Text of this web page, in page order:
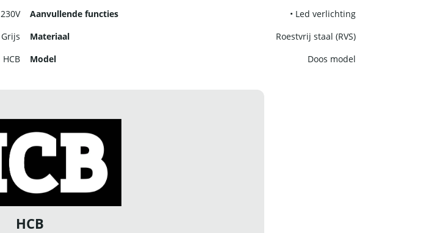
230V Aanvullende functies
• Led verlichting
Grijs Materiaal
Roestvrij staal (RVS)
HCB Model Doos model
HCB